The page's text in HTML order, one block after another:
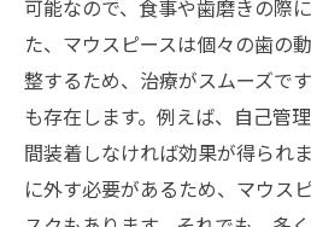
可能なので、食事や歯磨きの際
た、マウスピースは個々の歯の
整するため、治療がスムーズで
も存在します。例えば、自己管
間装着しなければ効果が得られ
に外す必要があるため、マウス